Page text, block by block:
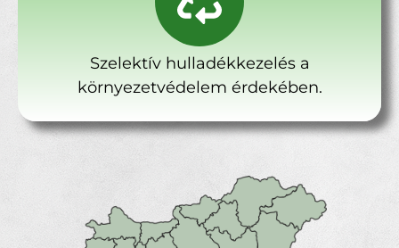
Szelektív hulladékkezelés a
környezetvédelem érdekében.